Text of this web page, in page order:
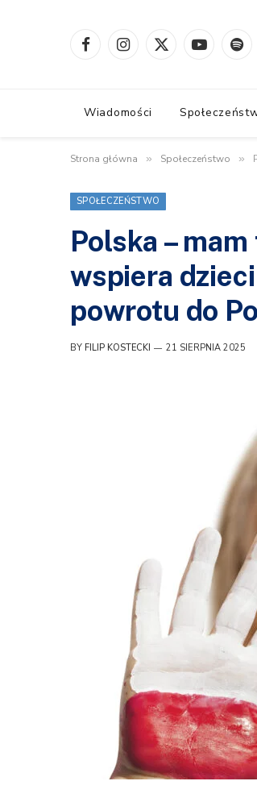
FacebookInstagram
X
YouTube
Wiadomości
Strona główna » Społeczeństwo »
SPOŁECZEŃSTWO
Polska –
wspiera
powrotu do
BY FILIP KOSTECKI 21 SIERPNIA 2025